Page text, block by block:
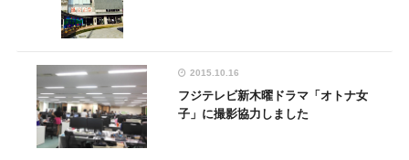
2015.10.16
フジテレビ新木曜ドラマ「オトナ女
子」に撮影協力しました